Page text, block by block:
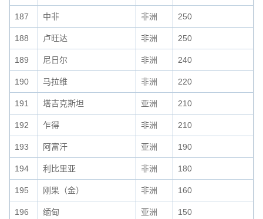
187 中非 非洲 250
188 卢旺达 非洲 250
189 尼日尔 非洲 240
190 马拉维 非洲 220
191 塔吉克斯坦 亚洲 210
192 乍得 非洲 210
193 阿富汗 亚洲 190
194 利比里亚 非洲 180
195 刚果（金） 非洲 160
196 缅甸 亚洲 150